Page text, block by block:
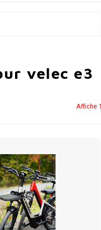
velec e3
Affiche